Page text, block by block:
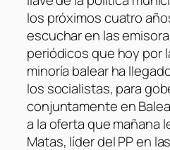
los próximos cuatro
escuchar en las
periódicos que hoy por
minoría balear ha
los socialistas, para
conjuntamente en
a la oferta que mañana
Matas, líder del PP en